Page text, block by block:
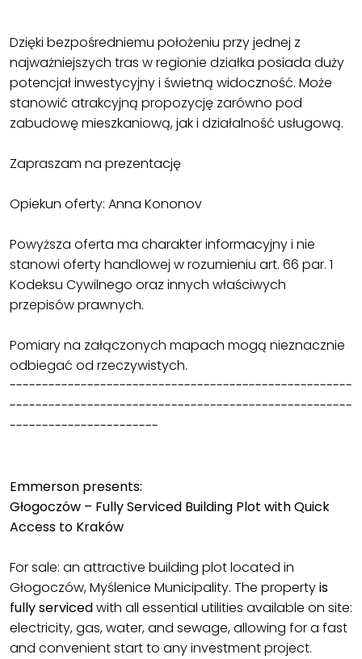
Dzięki bezpośredniemu położeniu przy jednej z
najważniejszych tras w regionie działka posiada duży
potencjał inwestycyjny i świetną widoczność. Może
stanowić atrakcyjną propozycję zarówno pod
zabudowę mieszkaniową, jak i działalność usługową.
Zapraszam na prezentację
Opiekun oferty: Anna Kononov
Powyższa oferta ma charakter informacyjny i nie
stanowi oferty handlowej w rozumieniu art. 66 par. 1
Kodeksu Cywilnego oraz innych właściwych
przepisów prawnych.
Pomiary na załączonych mapach mogą nieznacznie
odbiegać od rzeczywistych.
-----------------------------------------------------
-----------------------------------------------------
-----------------------
Emmerson presents:
Głogoczów – Fully Serviced Building Plot with Quick
Access to Kraków
For sale: an attractive building plot located in
Głogoczów, Myślenice Municipality. The propertyis
fully servicedwith all essential utilities available on site:
electricity, gas, water, and sewage, allowing for a fast
and convenient start to any investment project.